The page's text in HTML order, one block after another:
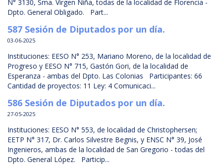
N° 3130, Sma. Virgen Niña, todas de la localidad de Florencia -
Dpto. General Obligado. Part...
587 Sesión de Diputados por un día.
03-06-2025
Instituciones: EESO N° 253, Mariano Moreno, de la localidad de
Progreso y EESO N° 715, Gastón Gori, de la localidad de
Esperanza - ambas del Dpto. Las Colonias Participantes: 66
Cantidad de proyectos: 11 Ley: 4 Comunicaci...
586 Sesión de Diputados por un día.
27-05-2025
Instituciones: EESO N° 553, de localidad de Christophersen;
EETP N° 317, Dr. Carlos Silvestre Begnis, y ENSC N° 39, José
Ingenieros, ambas de la localidad de San Gregorio - todas del
Dpto. General López. Particip...